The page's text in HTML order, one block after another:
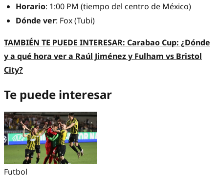
Horario: 1:00 PM (tiempo del centro de México)
Dónde ver: Fox (Tubi)
TAMBIÉN TE PUEDE INTERESAR: Carabao Cup: ¿Dónde
y a qué hora ver a Raúl Jiménez y Fulham vs Bristol
City?
Te puede interesar
Futbol